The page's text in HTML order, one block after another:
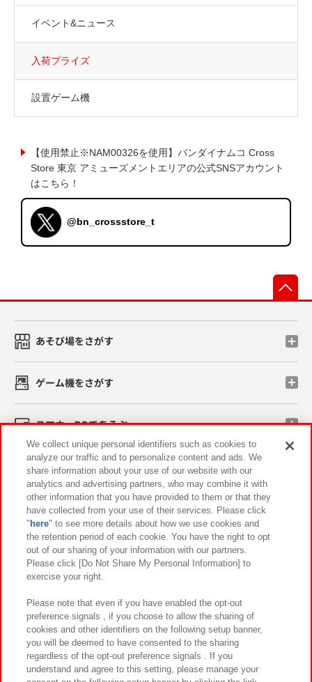
イベント&ニュース
入荷プライズ
設置ゲーム機
【使用禁止※NAM00326を使用】バンダイナムコ Cross
Store 東京 アミューズメントエリアの公式SNSアカウント
はこちら！
@bn_crossstore_t
あそび場をさがす
ゲーム機をさがす
スマホ・PCであそぶ
イベント・キャンペーン
関連会社 サステナビリティ サイトポリシー
プライバシーポリシー ウェブアクセシビリティ方針と検証結果
お取引先さまとともに
カスタマーハラスメント対応方針 よくあるご質問・お問い合わせ
We collect unique personal identifiers such as cookies to
analyze our traffic and to personalize content and ads. We
share information about your use of our website with our
analytics and advertising partners, who may combine it with
other information that you have provided to them or that they
have collected from your use of their services. Please click
" here" to see more details about how we use cookies and
the retention period of each cookie. You have the right to opt
out of our sharing of your information with our partners.
Please click [Do Not Share My Personal Information] to
exercise your right.
Please note that even if you have enabled the opt-out
preference signals , if you choose to allow the sharing of
cookies and other identifiers on the following setup banner,
you will be deemed to have consented to the sharing
regardless of the opt-out preference signals . If you
understand and agree to this setting, please manage your